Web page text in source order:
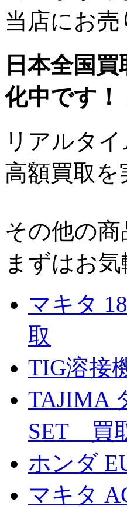
当店にお売
日本全国
化中です！
リアルタ
高額買取を
その他の
まずはお
マキタ
取
TIG溶接
TAJIMA
SET 買
ホンダ
マキタ